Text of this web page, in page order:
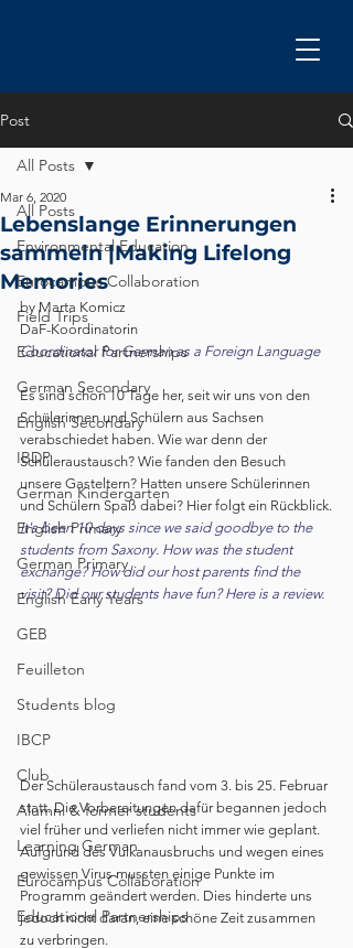
Post
All Posts
Environmental Education
Eurocampus Collaboration
Field Trips
Educational Partnerships
German Secondary
English Secondary
IBDP
German Kindergarten
English Primary
German Primary
English Early Years
GEB
Feuilleton
Students blog
IBCP
Club
Alumni & former students
Learning German
Eurocampus Collaboration
Educational Partnerships
All Posts
Lebenslange Erinnerungen
sammeln |Making Lifelong
Memories
Mar 6, 2020
by Marta Komicz
DaF-Koordinatorin
Coordinator for German as a Foreign Language
Es sind schon 10 Tage her, seit wir uns von den
Schülerinnen und Schülern aus Sachsen
verabschiedet haben. Wie war denn der
Schüleraustausch? Wie fanden den Besuch
unsere Gasteltern? Hatten unsere Schülerinnen
und Schülern Spaß dabei? Hier folgt ein Rückblick.
It's been 10 days since we said goodbye to the
students from Saxony. How was the student
exchange? How did our host parents find the
visit? Did our students have fun? Here is a review.
Der Schüleraustausch fand vom 3. bis 25. Februar
statt. Die Vorbereitungen dafür begannen jedoch
viel früher und verliefen nicht immer wie geplant.
Aufgrund des Vulkanausbruchs und wegen eines
gewissen Virus mussten einige Punkte im
Programm geändert werden. Dies hinderte uns
jedoch nicht daran, eine schöne Zeit zusammen
zu verbringen.